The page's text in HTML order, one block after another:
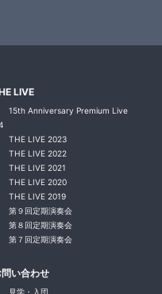
LIVE
15th Anniversary Premium Live
THE LIVE 2023
THE LIVE 2022
THE LIVE 2021
THE LIVE 2020
THE LIVE 2019
第９回定期演奏会
第８回定期演奏会
第７回定期演奏会
問い合わせ
見学・入団